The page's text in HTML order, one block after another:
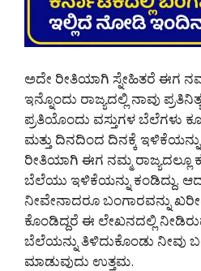
ಅದೇ ರೀತಿಯಾಗಿ ಸ್ನೇಹಿತರೆ ಈಗ
ಇನ್ನೊಂದು ರಾಜ್ಯದಲ್ಲಿ ನಾವು
ಪ್ರತಿಯೊಂದು ವಸ್ತುಗಳ ಬೆಲೆಗಳು
ಮತ್ತು ದಿನದಿಂದ ದಿನಕ್ಕೆ ಇಳಿಕೆಯನ್ನು
ರೀತಿಯಾಗಿ ಈಗ ನಮ್ಮ ರಾಜ್ಯದಲ್ಲೂ
ಬೆಲೆಯು ಇಳಿಕೆಯನ್ನು ಕಂಡಿದ್ದು.
ನೀವೇನಾದರೂ ಬಂಗಾರವನ್ನು
ಕೊಂಡಿದ್ದರೆ ಈ ಲೇಖನದಲ್ಲಿ
ಬೆಲೆಯನ್ನು ತಿಳಿದುಕೊಂಡು ನೀವು
ಮಾಡುವುದು ಉತ್ತಮ.